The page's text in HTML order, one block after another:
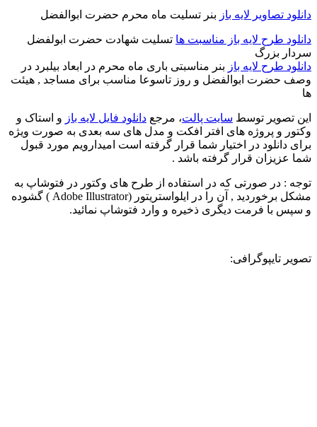
دانلود تصاویر لایه باز بنر تسلیت ماه محرم حضرت ابوالفضل
دانلود طرح لایه باز مناسبت ها تسلیت شهادت حضرت ابولفضل
سردار بزرگ
دانلود طرح لایه باز بنر مناسبتی باری ماه محرم در ابعاد بیلبرد در
وصف حضرت ابوالفضل و روز تاسوعا مناسب برای مساجد , هیئت
ها
این تصویر توسط سایت پالت، مرجع دانلود فایل لایه باز و استاک و
وکتور و پروژه های افتر افکت و مدل های سه بعدی به صورت ویژه
برای دانلود در اختیار شما قرار گرفته است امیدارویم مورد قبول
شما عزیزان قرار گرفته باشد .
توجه : در صورتی که در استفاده از طرح های وکتور در فتوشاپ به
مشکل برخوردید , آن را در ایلواستریتور (Adobe Illustrator ) گشوده
و سپس با فرمت دیگری ذخیره و وارد فتوشاپ نمائید.
تصویر تایپوگرافی: